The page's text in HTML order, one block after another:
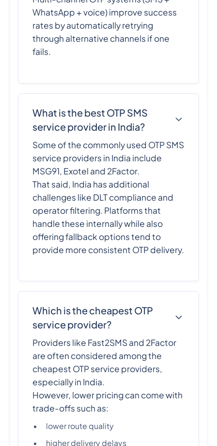
WhatsApp + voice) improve success
rates by automatically retrying
through alternative channels if one
fails.
What is the best OTP SMS
service provider in India?
Some of the commonly used OTP SMS
service providers in India include
MSG91, Exotel and 2Factor.
That said, India has additional
challenges like DLT compliance and
operator filtering. Platforms that
handle these internally while also
offering fallback options tend to
provide more consistent OTP delivery.
Which is the cheapest OTP
service provider?
Providers like Fast2SMS and 2Factor
are often considered among the
cheapest OTP service providers,
especially in India.
However, lower pricing can come with
trade-offs such as:
lower route quality
higher delivery delays